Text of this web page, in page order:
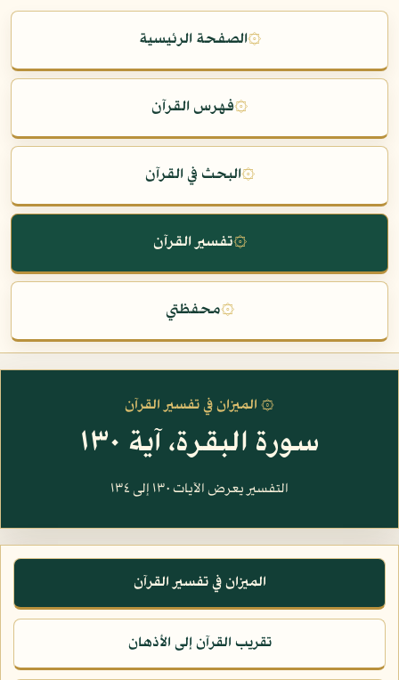
۞الصفحة الرئيسية
۞فهرس القرآن
۞البحث في القرآن
۞تفسير القرآن
۞محفظتي
۞ الميزان في تفسير القرآن
سورة البقرة، آية ١٣٠
التفسير يعرض الآيات ١٣٠ إلى ١٣٤
الميزان في تفسير القرآن
تقريب القرآن إلى الأذهان